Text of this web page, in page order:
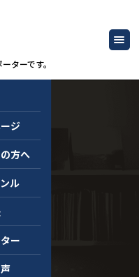
ターです。
ジ
方へ
ル
ー
｜